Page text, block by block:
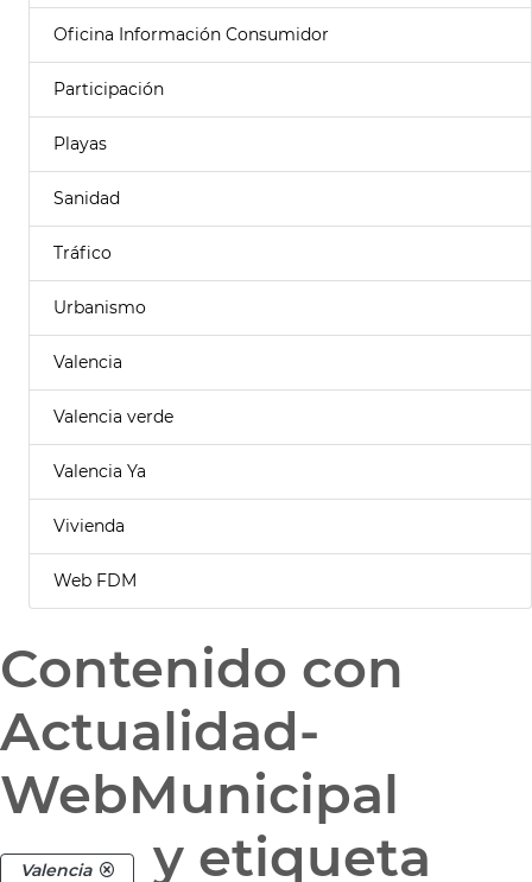
Oficina Información Consumidor
Participación
Playas
Sanidad
Tráfico
Urbanismo
Valencia
Valencia verde
Valencia Ya
Vivienda
Web FDM
Contenido con
Actualidad-
WebMunicipal
Valencia y etiqueta